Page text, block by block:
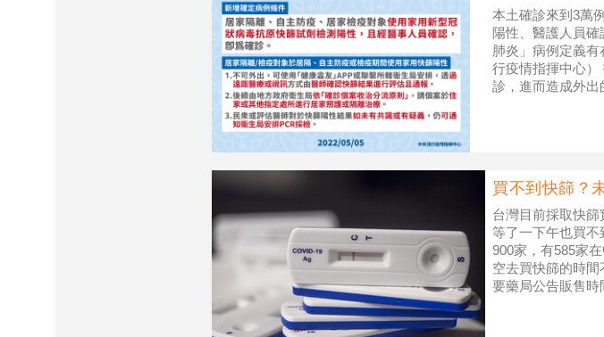
本土確診來到3萬
陽性、醫護人員
肺炎」病例定義
行疫情指揮中心
診，進而造成外
買不到快篩？
台灣目前採取快篩
等了一下午也買
900家，有585家
空去買快篩的時
要藥局公告販售